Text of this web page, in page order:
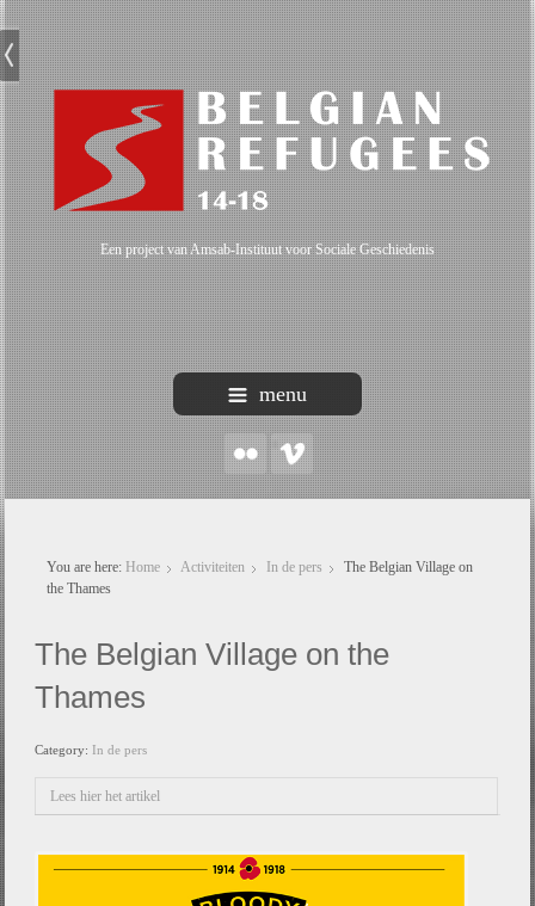
Een project van Amsab-Instituut voor Sociale Geschiedenis
menu
You are here: Home Activiteiten In de pers
The Belgian Village on
the Thames
The Belgian Village on the
Thames
Category: In de pers
Lees hier het artikel